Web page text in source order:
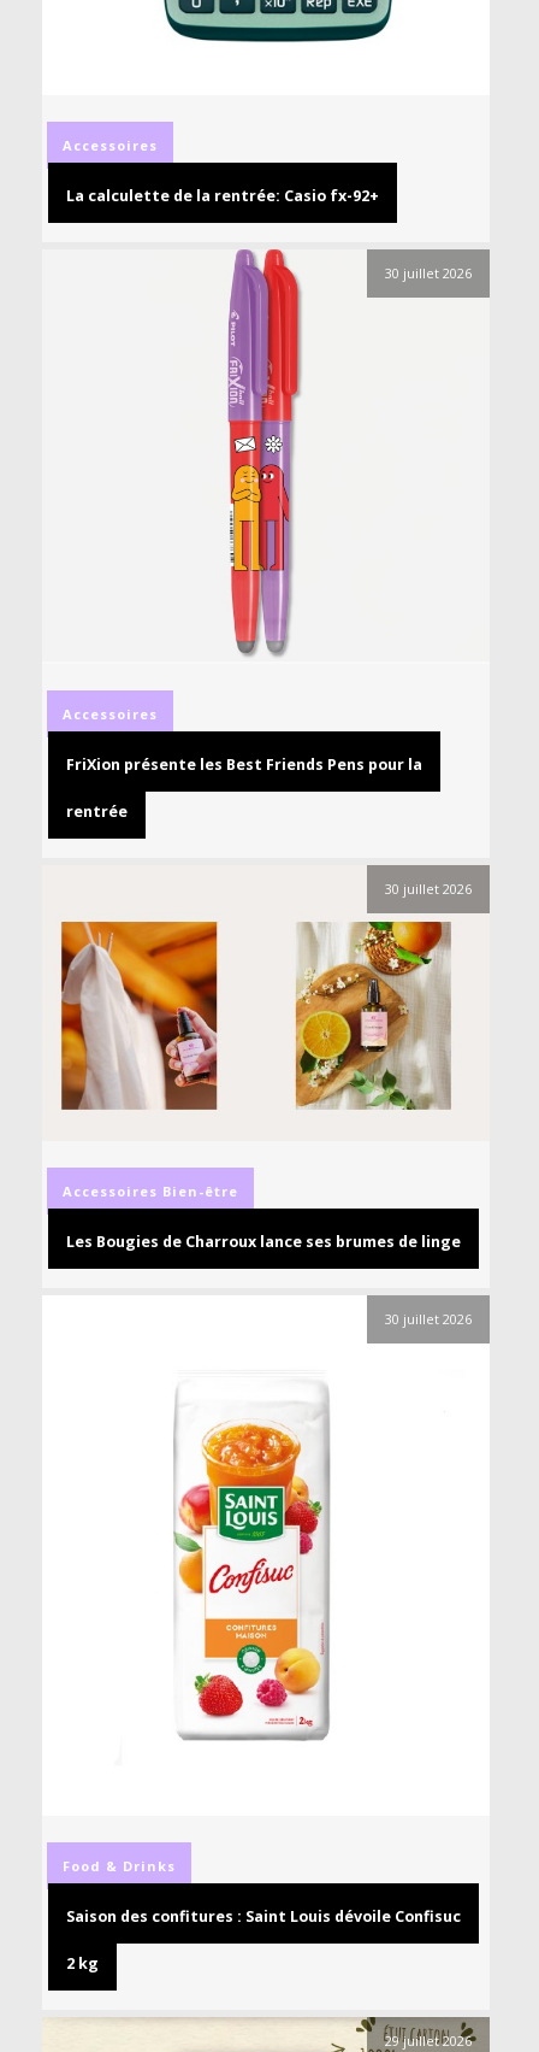
Accessoires
La calculette de la rentrée: Casio fx-92+
30 juillet 2026
Accessoires
FriXion présente les Best Friends Pens pour la
rentrée
30 juillet 2026
Accessoires Bien-être
Les Bougies de Charroux lance ses brumes de linge
30 juillet 2026
Food & Drinks
Saison des confitures : Saint Louis dévoile Confisuc
2 kg
29 juillet 2026